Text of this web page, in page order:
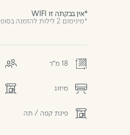
*אין בבקתה זו WIFI
*מינימום 2 לילות להזמנה בסופי השבוע וחגים.
18 מ"ר
מיזוג
פינת קפה / תה